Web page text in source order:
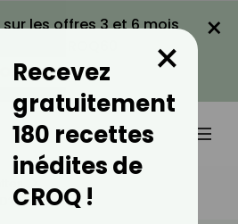
sur les offres 3 et 6 mois
LA PROMO
×
Recevez
gratuitement
180 recettes
inédites de
CROQ !
×